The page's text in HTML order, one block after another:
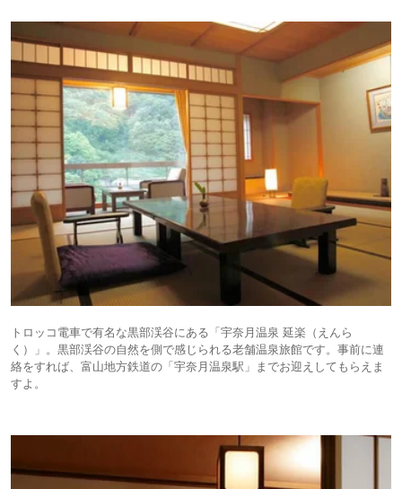
トロッコ電車で有名な黒部渓谷にある「宇奈月温泉 延楽（えんら
く）」。黒部渓谷の自然を側で感じられる老舗温泉旅館です。事前に連
絡をすれば、富山地方鉄道の「宇奈月温泉駅」までお迎えしてもらえま
すよ。